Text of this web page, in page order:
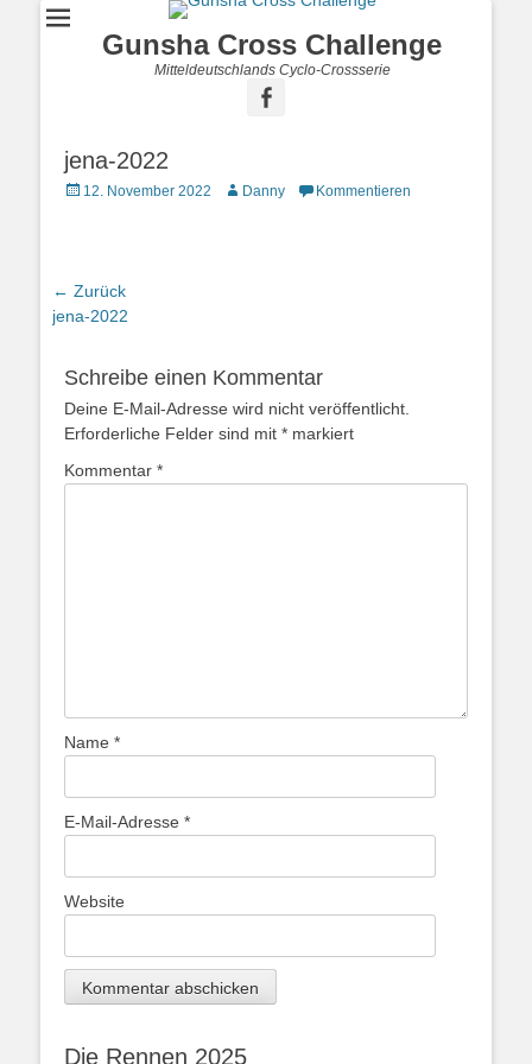
Gunsha Cross Challenge
Mitteldeutschlands Cyclo-Crossserie
jena-2022
12. November 2022 Danny Kommentieren
← Zurück
Vorhergehender
jena-2022
Schreibe einen Kommentar
Deine E-Mail-Adresse wird nicht veröffentlicht.
Erforderliche Felder sind mit * markiert
Kommentar *
Name *
E-Mail-Adresse *
Website
Die Rennen 2025